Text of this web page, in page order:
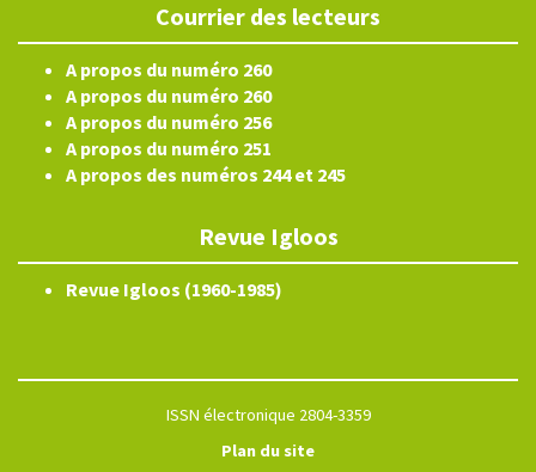
Courrier des lecteurs
A propos du numéro 260
A propos du numéro 260
A propos du numéro 256
A propos du numéro 251
A propos des numéros 244 et 245
Revue Igloos
Revue Igloos (1960-1985)
ISSN électronique 2804-3359
Plan du site